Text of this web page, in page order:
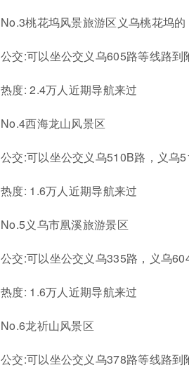
No.3桃花坞风景旅游区义乌桃花坞
公交:可以坐公交义乌605路等线路到
热度: 2.4万人近期导航来过
No.4西海龙山风景区
公交:可以坐公交义乌510B路，义乌
热度: 1.6万人近期导航来过
No.5义乌市凰溪旅游景区
公交:可以坐公交义乌335路，义乌
热度: 1.6万人近期导航来过
No.6龙祈山风景区
公交:可以坐公交义乌378路等线路到